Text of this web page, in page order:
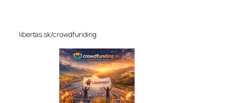
libertas.sk/crowdfunding